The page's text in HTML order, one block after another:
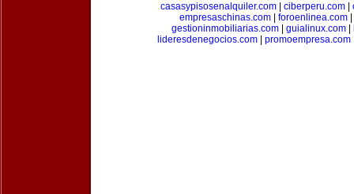
casasypisosenalquiler.com
ciberperu.com
empresaschinas.com| foroenlinea.com|
gestioninmobiliarias.com| guialinux.com|
lideresdenegocios.com
promoempresa.com